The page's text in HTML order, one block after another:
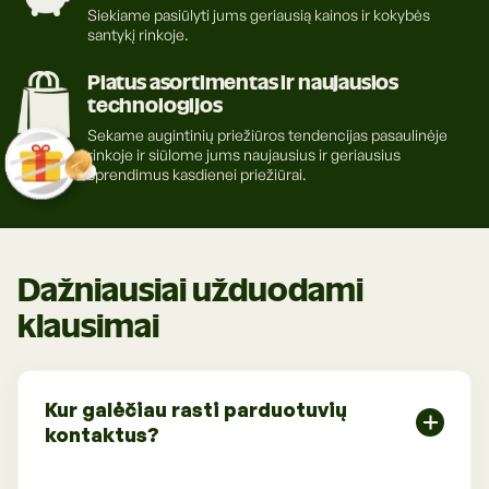
Siekiame pasiūlyti jums geriausią kainos ir kokybės
santykį rinkoje.
Platus asortimentas ir naujausios
technologijos
Sekame augintinių priežiūros tendencijas pasaulinėje
rinkoje ir siūlome jums naujausius ir geriausius
sprendimus kasdienei priežiūrai.
Dažniausiai užduodami
klausimai
Kur galėčiau rasti parduotuvių
kontaktus?